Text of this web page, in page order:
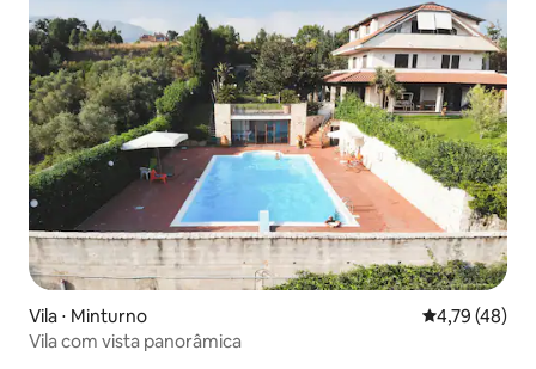
Vila ⋅ Minturno 4,79 de uma
4,79 (48)
Vila com vista panorâmica